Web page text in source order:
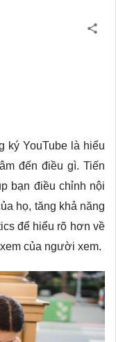
ký YouTube là hiểu
đến điều gì. Tiến
bạn điều chỉnh nội
họ, tăng khả năng
để hiểu rõ hơn về
của người xem.